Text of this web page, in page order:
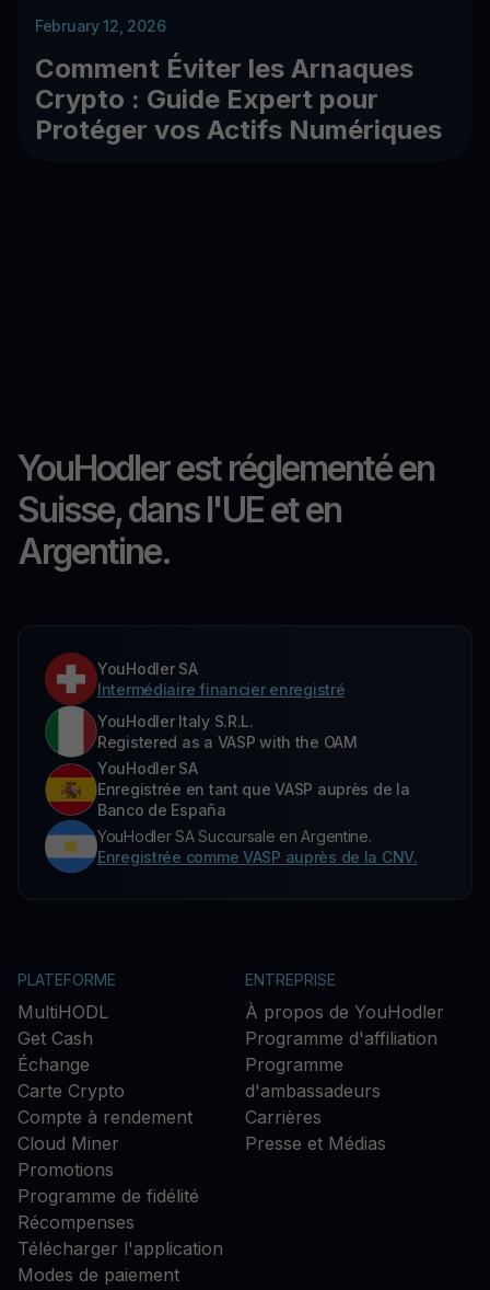
February 12, 2026
Comment Éviter les Arnaques
Crypto : Guide Expert pour
Protéger vos Actifs Numériques
YouHodler est réglementé en
Suisse, dans l'UE et en
Argentine.
YouHodler SA
Intermédiaire financier enregistré
YouHodler Italy S.R.L.
Registered as a VASP with the OAM
YouHodler SA
Enregistrée en tant que VASP auprès de la
Banco de España
YouHodler SA Succursale en Argentine.
Enregistrée comme VASP auprès de la CNV.
PLATEFORME
MultiHODL
Get Cash
Échange
Carte Crypto
Compte à rendement
Cloud Miner
Promotions
Programme de fidélité
Récompenses
Télécharger l'application
Modes de paiement
ENTREPRISE
À propos de YouHodler
Programme d'affiliation
Programme
d'ambassadeurs
Carrières
Presse et Médias